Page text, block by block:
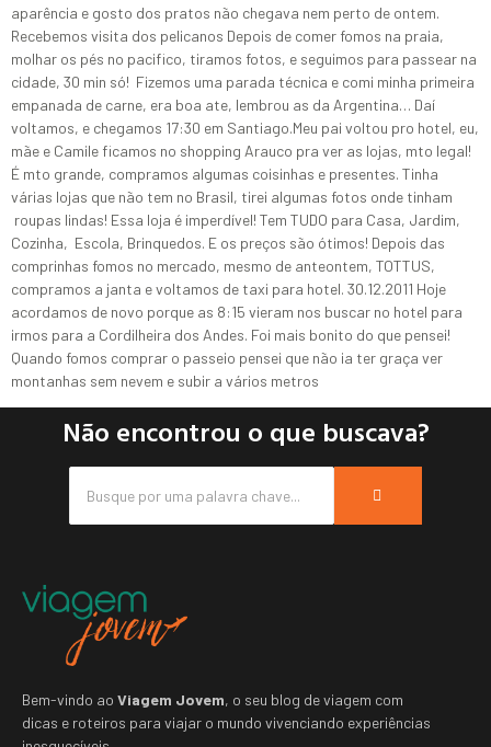
aparência e gosto dos pratos não chegava nem perto de ontem.
Recebemos visita dos pelicanos Depois de comer fomos na praia,
molhar os pés no pacifico, tiramos fotos, e seguimos para passear na
cidade, 30 min só! Fizemos uma parada técnica e comi minha primeira
empanada de carne, era boa ate, lembrou as da Argentina… Daí
voltamos, e chegamos 17:30 em Santiago.Meu pai voltou pro hotel, eu,
mãe e Camile ficamos no shopping Arauco pra ver as lojas, mto legal!
É mto grande, compramos algumas coisinhas e presentes. Tinha
várias lojas que não tem no Brasil, tirei algumas fotos onde tinham
roupas lindas! Essa loja é imperdível! Tem TUDO para Casa, Jardim,
Cozinha, Escola, Brinquedos. E os preços são ótimos! Depois das
comprinhas fomos no mercado, mesmo de anteontem, TOTTUS,
compramos a janta e voltamos de taxi para hotel. 30.12.2011 Hoje
acordamos de novo porque as 8:15 vieram nos buscar no hotel para
irmos para a Cordilheira dos Andes. Foi mais bonito do que pensei!
Quando fomos comprar o passeio pensei que não ia ter graça ver
montanhas sem nevem e subir a vários metros
Não encontrou o que buscava?
Bem-vindo ao Viagem Jovem, o seu blog de viagem com
dicas e roteiros para viajar o mundo vivenciando experiências